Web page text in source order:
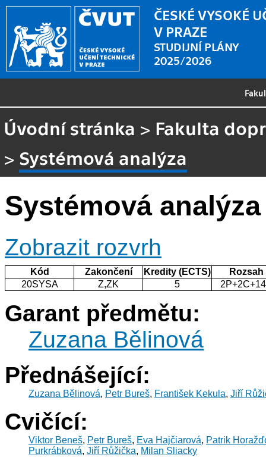
ČESKÉ VYSOKÉ
V PRAZE
STUDIJNÍ PLÁNY
2025/2026
Úvodní stránka > Fakulta
> Systémová analýza
Systémová analýza
Zobrazit rozvrh
Kód Zakončení Kredity (ECTS)
Rozsah
20SYSA
Z,ZK 5
Garant předmětu:
Zuzana Bělinová
Přednášející:
Zuzana Bělinová, Petr Bureš, František Kekula, Jiří
Cvičící:
Viktor Beneš, Petr Bureš, Eva Hajčiarová, Patrik
Purkrábková, Jiří Růžička, Milan Sliacky